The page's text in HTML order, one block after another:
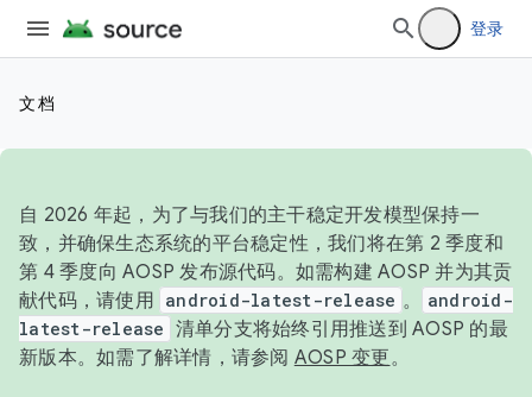
登录
文档
自 2026 年起，为了与我们的主干稳定开发模型保持一
致，并确保生态系统的平台稳定性，我们将在第 2 季度和
第 4 季度向 AOSP 发布源代码。如需构建 AOSP 并为其贡
献代码，请使用 android-latest-release 。
android-
latest-release 清单分支将始终引用推送到 AOSP 的最
新版本。如需了解详情，请参阅 AOSP 变更。